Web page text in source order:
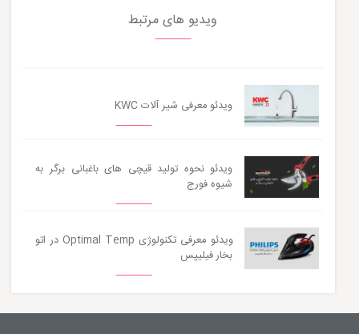
ویدیو های مرتبط
ویدئو معرفی شیر آلات KWC
ویدئو نحوه تولید قیچی های باغبانی برگر به
شیوه فورج
ویدئو معرفی تکنولوژی Optimal Temp در اتو
بخار فیلیپس